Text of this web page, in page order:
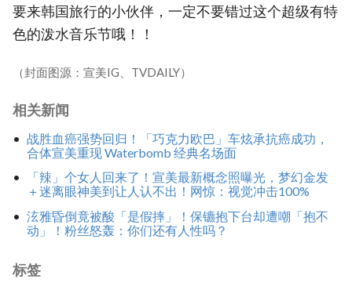
要来韩国旅行的小伙伴，一定不要错过这个超级有特
色的泼水音乐节哦！！
（封面图源：宣美IG、TVDAILY）
相关新闻
战胜血癌强势回归！「巧克力欧巴」车炫承抗癌成功，
合体宣美重现 Waterbomb 经典名场面
「辣」个女人回来了！宣美最新概念照曝光，梦幻金发
＋迷离眼神美到让人认不出！网惊：视觉冲击100%
泫雅昏倒竟被酸「是假摔」！保镳抱下台却遭嘲「抱不
动」！粉丝怒轰：你们还有人性吗？
标签